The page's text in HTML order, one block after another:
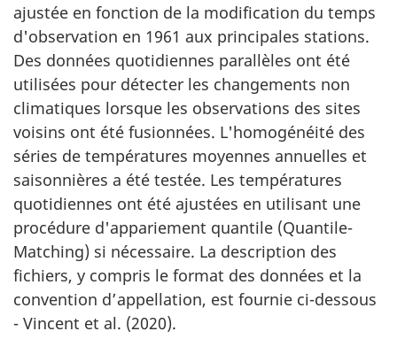
ajustée en fonction de la modification du temps
d'observation en 1961 aux principales stations.
Des données quotidiennes parallèles ont été
utilisées pour détecter les changements non
climatiques lorsque les observations des sites
voisins ont été fusionnées. L'homogénéité des
séries de températures moyennes annuelles et
saisonnières a été testée. Les températures
quotidiennes ont été ajustées en utilisant une
procédure d'appariement quantile (Quantile-
Matching) si nécessaire. La description des
fichiers, y compris le format des données et la
convention d’appellation, est fournie ci-dessous
- Vincent et al. (2020).